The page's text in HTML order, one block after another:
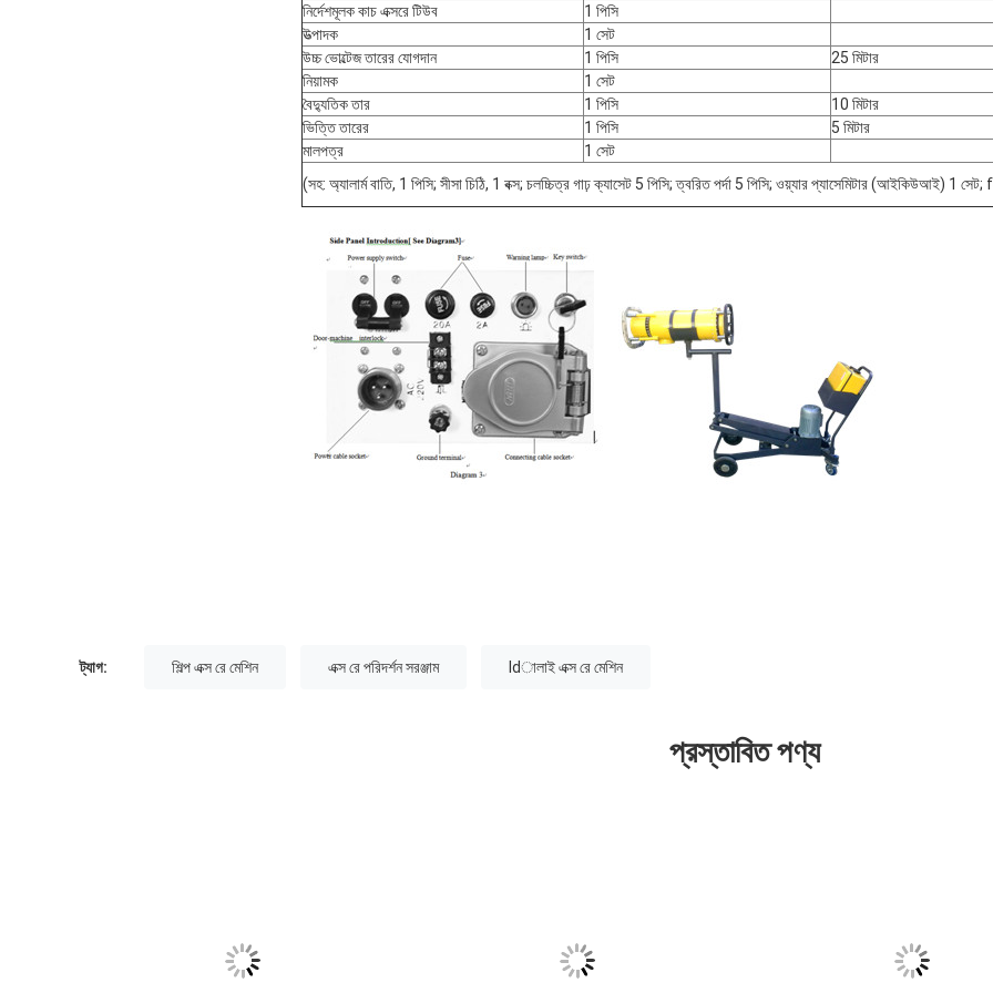
নির্দেশমূলক কাচ এক্সরে টিউব
1 পিসি
উত্পাদক
1 সেট
উচ্চ ভোল্টেজ তারের যোগদান
1 পিসি
25 মিটার
নিয়ামক
1 সেট
বৈদ্যুতিক তার
1 পিসি
10 মিটার
ভিত্তি তারের
1 পিসি
5 মিটার
মালপত্র
1 সেট
(সহ: অ্যালার্ম বাতি, 1 পিসি; সীসা চিঠি, 1 বক্স; চলচ্চিত্র গাঢ় ক্যাসেট 5 পিসি; ত্বরিত পর্দা 5 পিসি; ওয়্যার প্যাসেমিটার (আইকিউআই) 1
ট্যাগ: শিল্প এক্স রে মেশিন এক্স রে পরিদর্শন সরঞ্জাম ldালাই এক্স রে মেশিন
প্রস্তাবিত পণ্য